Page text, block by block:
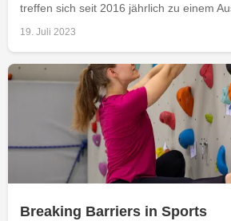
treffen sich seit 2016 jährlich zu einem
19. Juli 2023
Breaking Barriers in Sports